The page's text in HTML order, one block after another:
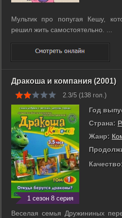
Мультик про попугая Кешу,
решил жить самостоятельно. ...
Дракоша и компания (2001)
2.3/5 (138 гол.)
1 сезон 8 серия
Год
Страна:
Жанр:
Веселая семья Дружининых